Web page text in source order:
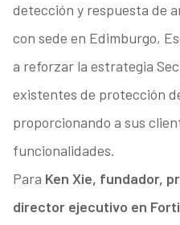
detección y respuesta de
con sede en Edimburgo,
a reforzar la estrategia
existentes de protección
proporcionando a sus
funcionalidades.
Para Ken Xie, fundador,
director ejecutivo en